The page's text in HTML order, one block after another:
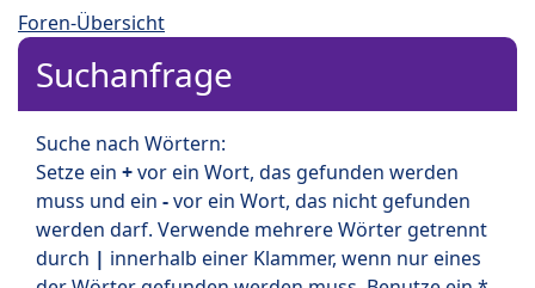
Foren-Übersicht
Suchanfrage
Suche nach Wörtern:
Setze ein +vor ein Wort, das gefunden werden
muss und ein -vor ein Wort, das nicht gefunden
werden darf. Verwende mehrere Wörter getrennt
durch | innerhalb einer Klammer, wenn nur eines